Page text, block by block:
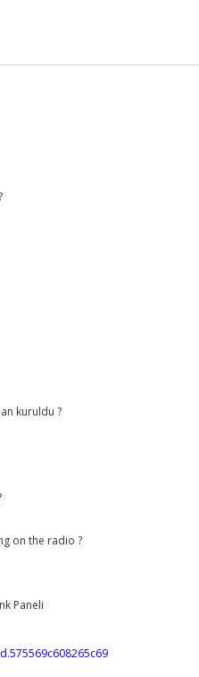
kuruldu ?
on the radio ?